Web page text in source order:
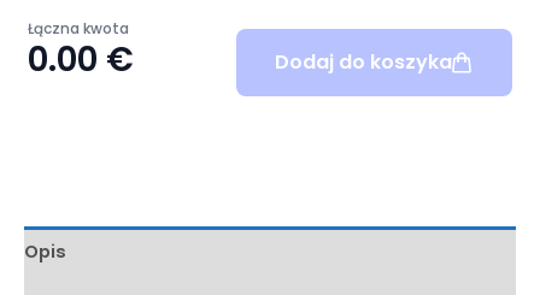
Łączna kwota
0.00 € Dodaj do koszyka
Opis